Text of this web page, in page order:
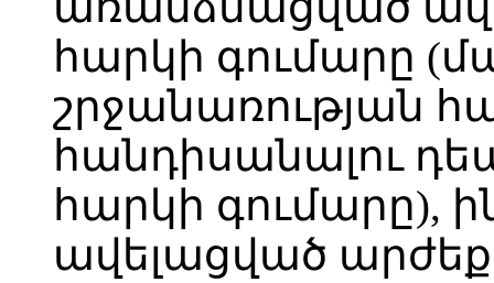
հարկի գումարը
շրջանառության
հանդիսանալու
հարկի գումարը),
ավելացված